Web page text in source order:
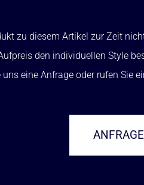
zu diesem Artikel zur Zeit
den individuellen Style
uns eine Anfrage oder rufen Sie
ANFRAGE